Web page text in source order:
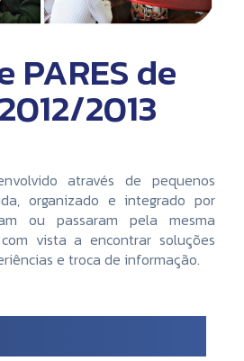
PARES de
2013
através de pequenos
organizado e integrado por
ou passaram pela mesma
vista a encontrar soluções
e troca de informação.